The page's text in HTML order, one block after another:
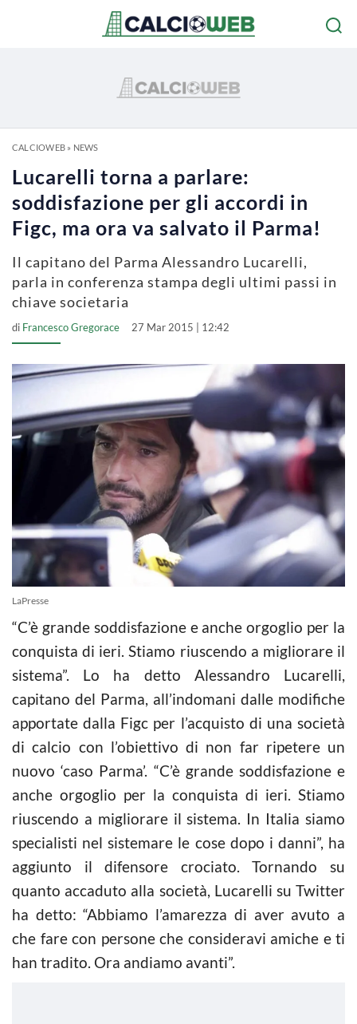
CALCIOWEB» NEWS
Lucarelli torna a parlare:
soddisfazione per gli accordi in
Figc, ma ora va salvato il Parma!
Il capitano del Parma Alessandro Lucarelli,
parla in conferenza stampa degli ultimi passi in
chiave societaria
di Francesco Gregorace 27 Mar 2015 | 12:42
LaPresse
“C’è grande soddisfazione e anche orgoglio per la
conquista di ieri. Stiamo riuscendo a migliorare il
sistema”. Lo ha detto Alessandro Lucarelli,
capitano del Parma, all’indomani dalle modifiche
apportate dalla Figc per l’acquisto di una società
dicalcio con l’obiettivo di non far ripetere un
nuovo ‘caso Parma’. “C’è grande soddisfazione e
anche orgoglio per la conquista di ieri. Stiamo
riuscendo a migliorare il sistema. In Italia siamo
specialisti nel sistemare le cose dopo i danni”, ha
aggiunto il difensore crociato. Tornando su
quanto accaduto alla società, Lucarelli su Twitter
ha detto: “Abbiamo l’amarezza di aver avuto a
che fare con persone che consideravi amiche e ti
han tradito. Ora andiamo avanti”.